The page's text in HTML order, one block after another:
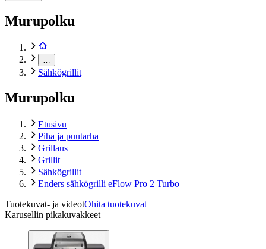
Murupolku
Sähkögrillit
Murupolku
Etusivu
Piha ja puutarha
Grillaus
Grillit
Sähkögrillit
Enders sähkögrilli eFlow Pro 2 Turbo
Tuotekuvat- ja videotOhita tuotekuvat
Karusellin pikakuvakkeet